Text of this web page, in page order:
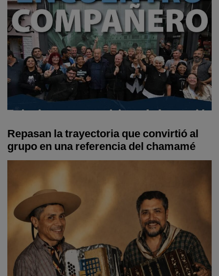
Repasan la trayectoria que convirtió al
grupo en una referencia del chamamé